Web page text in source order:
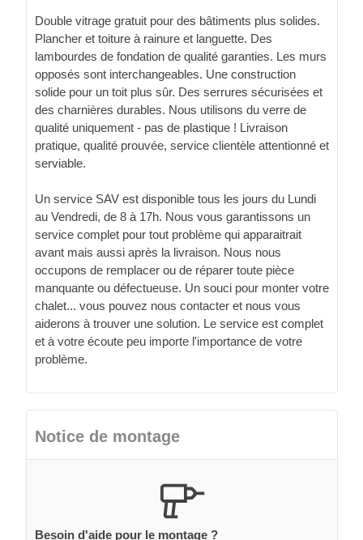
Double vitrage gratuit pour des bâtiments plus solides.
Plancher et toiture à rainure et languette. Des
lambourdes de fondation de qualité garanties. Les murs
opposés sont interchangeables. Une construction
solide pour un toit plus sûr. Des serrures sécurisées et
des charnières durables. Nous utilisons du verre de
qualité uniquement - pas de plastique ! Livraison
pratique, qualité prouvée, service clientèle attentionné et
serviable.
Un service SAV est disponible tous les jours du Lundi
au Vendredi, de 8 à 17h. Nous vous garantissons un
service complet pour tout problème qui apparaitrait
avant mais aussi après la livraison. Nous nous
occupons de remplacer ou de réparer toute pièce
manquante ou défectueuse. Un souci pour monter votre
chalet... vous pouvez nous contacter et nous vous
aiderons à trouver une solution. Le service est complet
et à votre écoute peu importe l'importance de votre
problème.
Notice de montage
Besoin d'aide pour le montage ?